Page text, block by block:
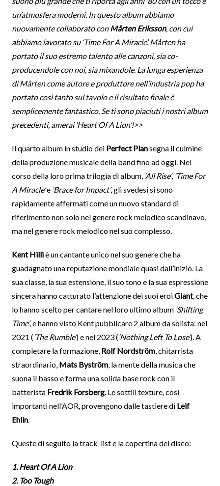
un’atmosfera moderni. In questo album abbiamo
nuovamente collaborato conMårten Eriksson, con cui
abbiamo lavorato su ‘Time For A Miracle’. Mårten ha
portato il suo estremo talento alle canzoni, sia co-
producendole con noi, sia mixandole. La lunga esperienza
di Mårten come autore e produttore nell’industria pop ha
portato così tanto sul tavolo e il risultato finale è
semplicemente fantastico. Se ti sono piaciuti i nostri album
precedenti, amerai ‘Heart Of A Lion’!>>
Il quarto album in studio dei Perfect Plansegna il culmine
della produzione musicale della band fino ad oggi. Nel
corso della loro prima trilogia di album,‘All Rise’, ‘Time For
A Miracle’e ‘Brace for Impact’, gli svedesi si sono
rapidamente affermati come un nuovo standard di
riferimento non solo nel genere rock melodico scandinavo,
ma nel genere rock melodico nel suo complesso.
Kent Hilliè un cantante unico nel suo genere che ha
guadagnato una reputazione mondiale quasi dall’inizio. La
sua classe, la sua estensione, il suo tono e la sua espressione
sincera hanno catturato l’attenzione dei suoi eroiGiant, che
lo hanno scelto per cantare nel loro ultimo album ‘Shifting
Time’, e hanno visto Kent pubblicare 2 album da solista: nel
2021 (‘The Rumble’) e nel 2023 (‘Nothing Left To Lose’). A
completare la formazione, Rolf Nordström, chitarrista
straordinario, Mats Byström, la mente della musica che
suona il basso e forma una solida base rock con il
batterista Fredrik Forsberg. Le sottili texture, così
importanti nell’AOR, provengono dalle tastiere di Leif
Ehlin.
Queste di seguito la track-list e la copertina del disco:
1. Heart Of A Lion
2. Too Tough